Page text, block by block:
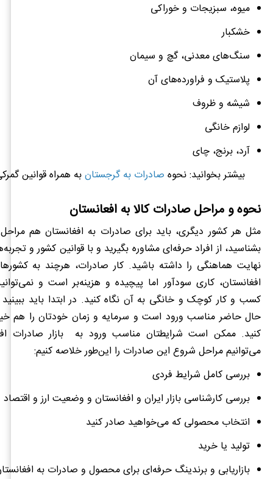
میوه، سبزیجات و خوراکی
خشکبار
سنگ‌های معدنی، گچ و سیمان
پلاستیک و فراوردههای آن
شیشه و ظروف
لوازم خانگی
آرد، برنج، چای
بیشتر بخوانید: نحوه صادرات به گرجستانبه همراه قوانین
نحوه و مراحل صادرات کالا به افعانستان
مثل هر کشور دیگری، باید برای صادرات به افغانستان هم
بشناسید، از افراد حرفه‌ای مشاوره بگیرید و با قوانین کشور و
نهایت هماهنگی را داشته باشید. کار صادرات، هرچند به
افغانستان، کاری سودآور اما پیچیده و هزینه‌بر است و
کسب و کار کوچک و خانگی به آن نگاه کنید. در ابتدا باید ببینید
حال حاضر مناسب ورود است و سرمایه و زمان خودتان را هم
کنید. ممکن است شرایطتان مناسب ورود به
بازار صادرات
می‌توانیم مراحل شروع این صادرات را این‌طور خلاصه کنیم:
بررسی کامل شرایط فردی
بررسی کارشناسی بازار ایران و افغانستان و وضعیت ارز و اقتصاد
انتخاب محصولی که می‌خواهید صادر کنید
تولید یا خرید
بازاریابی و برندینگ حرفه‌ای برای محصول و صادرات به